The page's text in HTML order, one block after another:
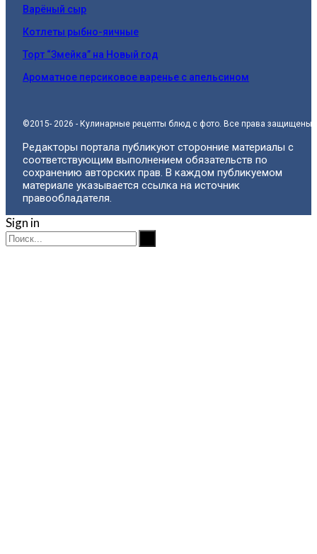
Варёный сыр
Котлеты рыбно-яичные
Торт “Змейка” на Новый год
Ароматное персиковое варенье с апельсином
©2015- 2026 - Кулинарные рецепты блюд с фото. Все права защищены.
Редакторы портала публикуют сторонние материалы с
соответствующим выполнением обязательств по
сохранению авторских прав. В каждом публикуемом
материале указывается ссылка на источник
правообладателя.
Sign in